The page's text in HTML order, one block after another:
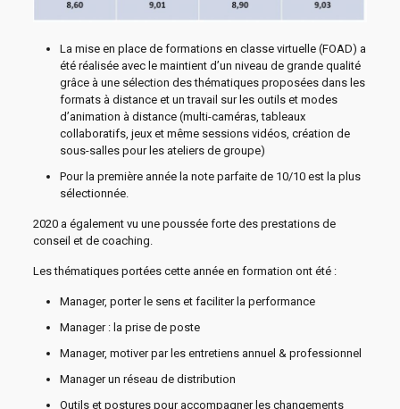
La mise en place de formations en classe virtuelle (FOAD) a
été réalisée avec le maintient d’un niveau de grande qualité
grâce à une sélection des thématiques proposées dans les
formats à distance et un travail sur les outils et modes
d’animation à distance (multi-caméras, tableaux
collaboratifs, jeux et même sessions vidéos, création de
sous-salles pour les ateliers de groupe)
Pour la première année la note parfaite de 10/10 est la plus
sélectionnée.
2020 a également vu une poussée forte des prestations de
conseil et de coaching.
Les thématiques portées cette année en formation ont été :
Manager, porter le sens et faciliter la performance
Manager : la prise de poste
Manager, motiver par les entretiens annuel & professionnel
Manager un réseau de distribution
Outils et postures pour accompagner les changements